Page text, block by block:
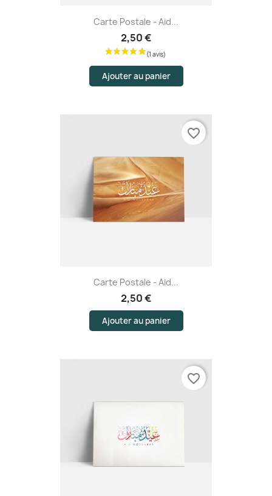
Carte Postale - Aid...
2,50 €
Ajouter au panier
Carte Postale - Aid...
2,50 €
Ajouter au panier
favorite_border
favorite_border